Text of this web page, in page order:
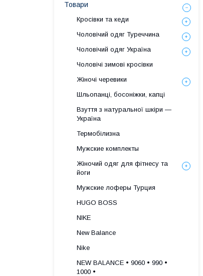
Товари
Кросівки та кеди
Чоловічий одяг Туреччина
Чоловічий одяг Україна
Чоловічі зимові кросівки
Жіночі черевики
Шльопанці, босоніжки, капці
Взуття з натуральної шкіри —
Україна
Термобілизна
Мужские комплекты
Жіночий одяг для фітнесу та
йоги
Мужские лоферы Турция
HUGO BOSS
NIKE
New Balance
Nike
NEW BALANCE • 9060 • 990 •
1000 •